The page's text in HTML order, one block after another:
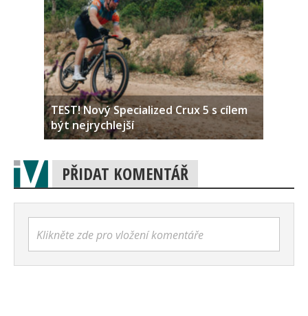
TEST! Nový Specialized Crux 5 s cílem
být nejrychlejší
PŘIDAT KOMENTÁŘ
Klikněte zde pro vložení komentáře